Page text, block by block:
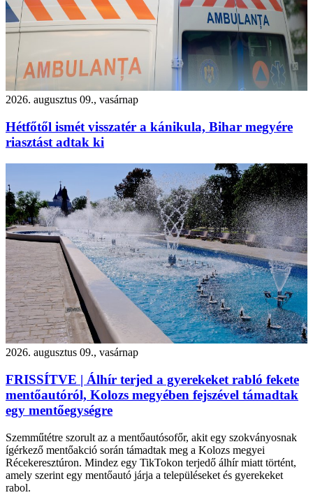
2026. augusztus 09., vasárnap
Hétfőtől ismét visszatér a kánikula, Bihar megyére
riasztást adtak ki
2026. augusztus 09., vasárnap
FRISSÍTVE | Álhír terjed a gyerekeket rabló fekete
mentőautóról, Kolozs megyében fejszével támadtak
egy mentőegységre
Szemműtétre szorult az a mentőautósofőr, akit egy szokványosnak
ígérkező mentőakció során támadtak meg a Kolozs megyei
Récekeresztúron. Mindez egy TikTokon terjedő álhír miatt történt,
amely szerint egy mentőautó járja a településeket és gyerekeket
rabol.